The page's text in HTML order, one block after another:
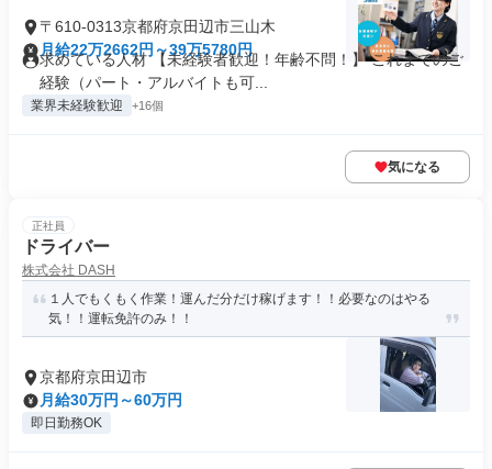
〒610-0313京都府京田辺市三山木
月給22万2662円～39万5780円
求めている人材 【未経験者歓迎！年齢不問！】 これまでのご
経験（パート・アルバイトも可...
業界未経験歓迎 +16個
気になる
正社員
ドライバー
株式会社 DASH
１人でもくもく作業！運んだ分だけ稼げます！！必要なのはやる
気！！運転免許のみ！！
京都府京田辺市
月給30万円～60万円
即日勤務OK